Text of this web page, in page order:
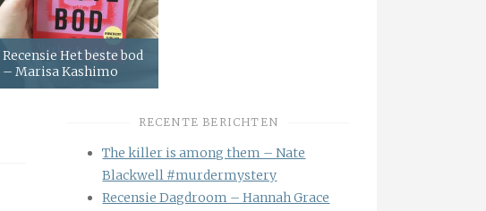
Recensie Het beste bod
– Marisa Kashimo
RECENTE BERICHTEN
The killer is among them – Nate
Blackwell #murdermystery
Recensie Dagdroom – Hannah Grace